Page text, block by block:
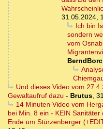
31.05.2024,
Ich bin
sondern
vom
Und dieses Video vom
Gewaltaufruf dazu - Brutus,
14 Minuten Video vom
bei Min. 8 ein - KEIN
Ende um Stürzenberger